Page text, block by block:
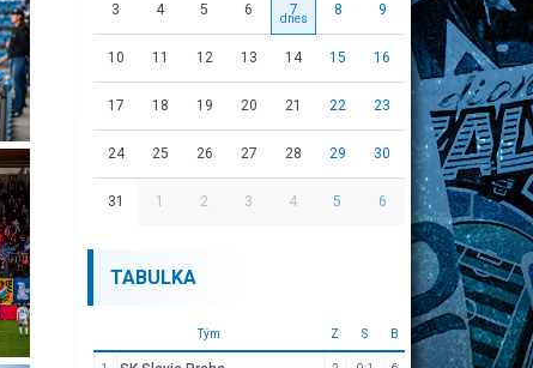
3 4 5 6 7 8 9
10 11 12 13 14 15 16
17 18 19 20 21 22 23
24 25 26 27 28 29 30
31 1 2 3 4 5 6
TABULKA
Tým Z S B